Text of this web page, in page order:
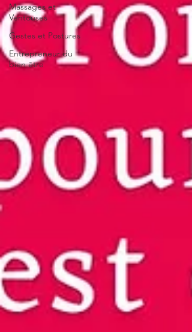
Massages et
Ventouses
Gestes et Postures
Entrepreneur du
bien être